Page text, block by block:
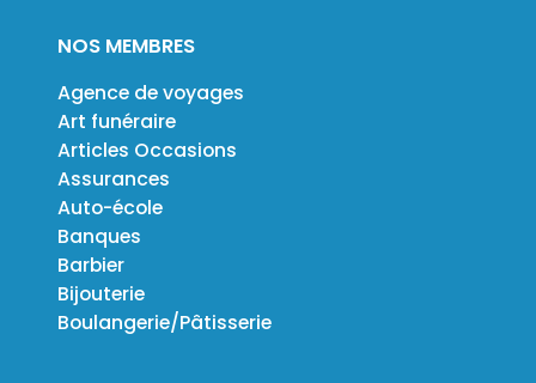
NOS MEMBRES
Agence de voyages
Art funéraire
Articles Occasions
Assurances
Auto-école
Banques
Barbier
Bijouterie
Boulangerie/Pâtisserie